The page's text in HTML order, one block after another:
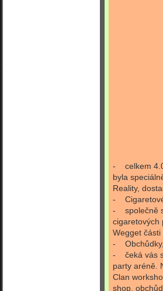
- celkem
byla
Reality,
- Cigaretové
- společně s
cigaretových
Wegget
-
- čeká vás
party aréně.
Clan
shop,